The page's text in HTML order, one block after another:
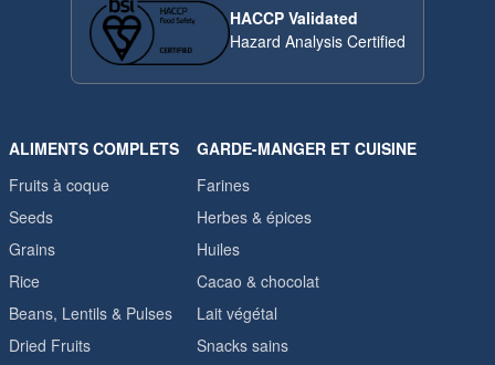
HACCP Validated
Hazard Analysis Certified
ALIMENTS COMPLETS
Fruits à coque
Seeds
Grains
Rice
Beans, Lentils & Pulses
Dried Fruits
GARDE-MANGER ET CUISINE
Farines
Herbes & épices
Huiles
Cacao & chocolat
Lait végétal
Snacks sains